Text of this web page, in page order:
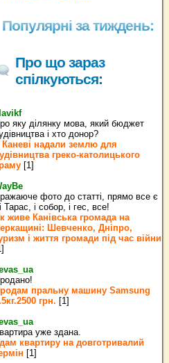
Популярні за тиждень:
Про що зараз
спілкуються:
яку ділянку мова, який бюджет
і хто донор?
Каневі надали землю для
греко‐католицького
[1]
фото до статті, прямо все є
Тарас, і собор, і гес, все!
живе Канівська громада на
Шевченко, Дніпро,
і життя громади під час війни
пральну машину Samsung
грн. [1]
уже здана.
квартиру на довготривалий
[1]